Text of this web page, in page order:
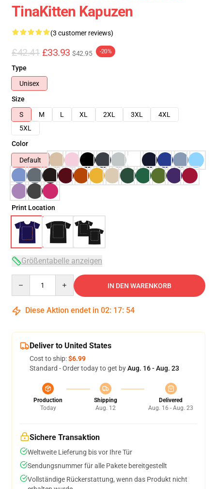
TinaKitten Kapuzen
(3 customer reviews)
£42.41 £33.93 $42.95 -20%
Type
Unisex
Size
S
M L XL 2XL 3XL
4XL
5XL
Color
Default
Print Location
Größentabelle anzeigen
IN DEN WARENKORB
Diese Aktion endet in 02: 17: 54
Deliver to United States
Cost to ship:$6.99
Standard - Order today to get byAug. 16 - Aug. 23
Production
Today
Shipping
Aug. 12
Delivered
Aug. 16 - Aug. 23
Sichere Transaktion
Weltweite Lieferung bis vor Ihre Tür
Sendungsnummer für alle Pakete bereitgestellt
Vollständige Rückerstattung, wenn das Produkt nicht